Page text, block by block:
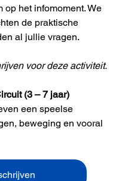
het infomoment. We
de praktische
al jullie vragen.
voor deze activiteit.
(3 – 7 jaar)
een speelse
beweging en vooral